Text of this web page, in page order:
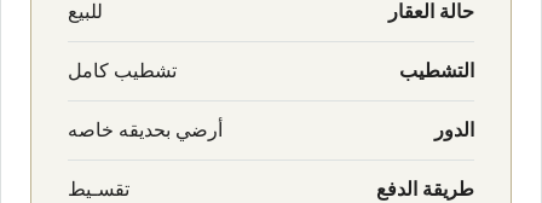
حالة العقار للبيع
التشطيب تشطيب كامل
الدور أرضي بحديقه خاصه
طريقة الدفع تقسـيط